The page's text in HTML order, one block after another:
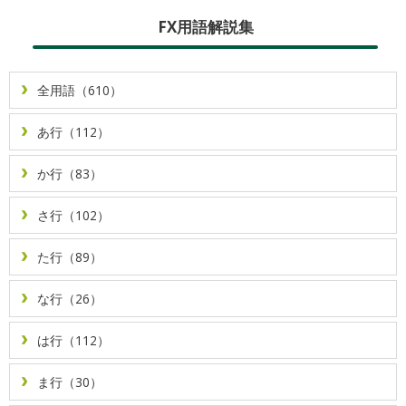
FX用語解説集
全用語（610）
あ行（112）
か行（83）
さ行（102）
た行（89）
な行（26）
は行（112）
ま行（30）